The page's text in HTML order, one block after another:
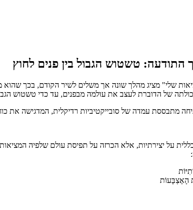
התודעה: טשטוש הגבול בין פנים לחוץ
שלי" מציג מהלך שונה אך משלים לשיר הקודם, בכך שהוא
של הדוברת לעצב את עולמה מבפנים, עד כדי טשטוש
מתבססת עמדה של סובייקטיביות רדיקלית, המדגישה את
על יצירתיות, אלא הכרזה על תפיסת עולם שלפיה
הָאֶצְבָּעוֹת